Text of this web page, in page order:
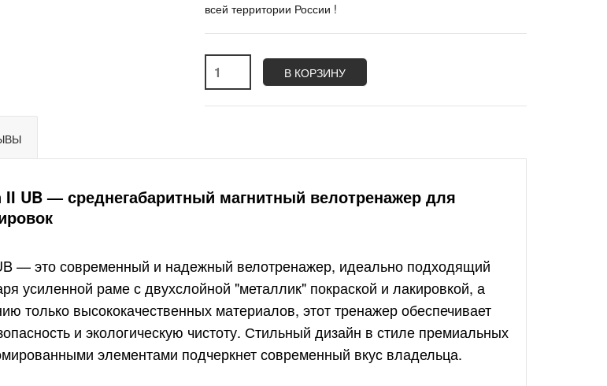
всей территории России !
В КОРЗИНУ
II UB — среднегабаритный магнитный велотренажер для
— это современный и надежный велотренажер, идеально подходящий
усиленной раме с двухслойной "металлик" покраской и лакировкой, а
только высококачественных материалов, этот тренажер обеспечивает
и экологическую чистоту. Стильный дизайн в стиле премиальных
элементами подчеркнет современный вкус владельца.